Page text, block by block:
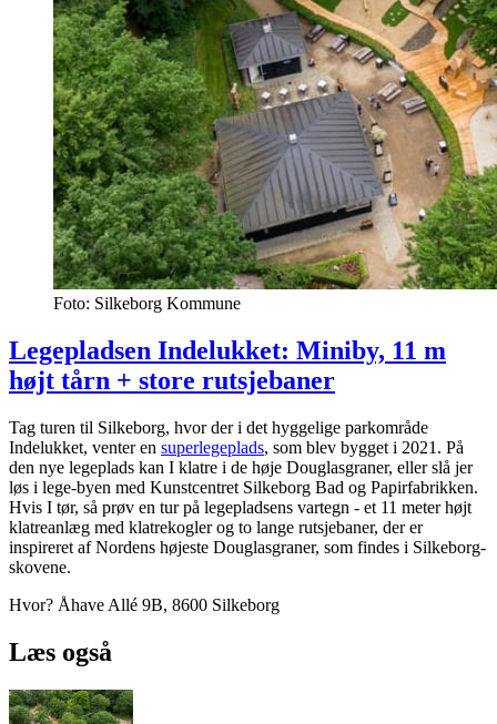
Foto: Silkeborg Kommune
Legepladsen Indelukket: Miniby, 11 m
højt tårn + store rutsjebaner
Tag turen til Silkeborg, hvor der i det hyggelige parkområde
Indelukket, venter en superlegeplads, som blev bygget i 2021. På
den nye legeplads kan I klatre i de høje Douglasgraner, eller slå jer
løs i lege-byen med Kunstcentret Silkeborg Bad og Papirfabrikken.
Hvis I tør, så prøv en tur på legepladsens vartegn - et 11 meter højt
klatreanlæg med klatrekogler og to lange rutsjebaner, der er
inspireret af Nordens højeste Douglasgraner, som findes i Silkeborg-
skovene.
Hvor? Åhave Allé 9B, 8600 Silkeborg
Læs også